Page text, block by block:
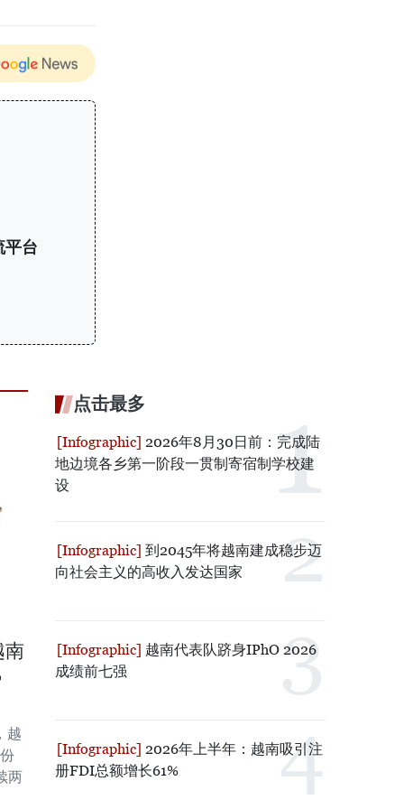
平台
南
越
两
点击最多
2026年8月30日前：完成陆
地边境各乡第一阶段一贯制寄宿制学校建
设
到2045年将越南建成稳步迈
向社会主义的高收入发达国家
越南代表队跻身IPhO 2026
成绩前七强
2026年上半年：越南吸引注
册FDI总额增长61%